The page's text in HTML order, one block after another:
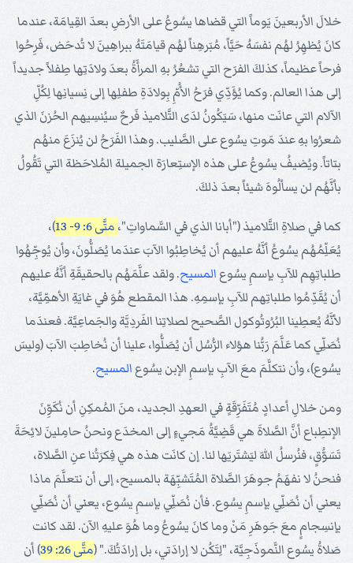
خلالَ الأربعينَ يَوماً التي قضاها يسُوعُ على الأرضِ بعدَ القِيامَة، عندما
كانَ يُظهِرُ لهُم نفسَهُ حَيَّاً، مُبَرهِناً لهُم قيامَتَهُ ببراهِينَ لا تُدحَض، فَرِحُوا
فرحاً عظيماً، كذلكَ الفرَح التي تشعُرُ بهِ المرأَةُ بعدَ ولادَتِها طِفلاً جديداً
إلى هذا العالم. وكما يُؤَدِّي فرَحُ الأُمِّ بِولادَةِ طفلِها إلى نِسيانِها لِكُلِّ
الآلام التي عانَت منها، سَيَكُونُ لدَى التَّلاميذ فَرحٌ سيُنسِيهم الحُزنَ الذي
شعرُوا بهِ عندَ مَوتِ يسُوع على الصَّليب. وهذا الفَرَحُ لن يُنزَعَ منهُم
بتاتاً. ويُضيفُ يسُوعُ على هذه الإستِعارَة الجميلة المُلاحَظة التي تَقُولُ
بأنَّهُم لن يسألُوهَ شيئاً بعدَ ذلكَ.
كما في صلاةِ التَّلاميذ ("أبانا الذي في السَّماواتِ"، متَّى 6: 9- 13
)،
يُعَلِّمُهُم يسُوعُ أنَّهُ عليهم أن يُخاطِبُوا الآبَ عندَما يُصَلُّونَ، وأن يُوجِّهُوا
طلباتِهِم للآبِ بإسمِ يسُوع المسيح. ولقد علَّمَهُم بالحقيقَةِ أنَّهُ عليهم
أن يُقَدِّمُوا طلباتِهم للآبِ بإسمِهِ. هذا المقطع هُوَ في غايَةِ الأهمِّيَّة،
لأنَّهُ يُعطِينا البُرُوتُوكول الصَّحيح لصلاتِنا الفَردِيَّة والجَماعِيَّة. فعندَما
نُصَلِّي كما عَلَّمَ رَبُّنا هؤلاء الرُّسُل أن يُصَلُّوا، علينا أن نُخاطِبَ الآبَ (وليسَ
يسُوع)، وأن نتكلَّمَ معَ الآبِ بإسمِ الإبن يسُوع المسيح.
ومن خلالِ أعدادٍ مُتَفَرِّقَةٍ في العهدِ الجديد، منَ المُمكِنِ أن نُكَوِّنَ
الإنطِباع أنَّ الصَّلاةَ هي قَضِيَّةُ مَجيءٍ إلى المخدَع ونحنُ حامِلينَ لائِحَةَ
تَسَوُّقٍ، فنُرسلُ اللهَ ليَشتَريَها لنا. إن كانَت هذه هي فِكرَتُنا عنِ الصَّلاة،
فنحنُ لا نفهَمُ جوهَرَ الصَّلاة المُتَشبِّهَة بالمسيح، إلى أن نتعلَّمَ ماذا
يعني أن نُصَلِّي بإسمِ يسُوع. فأن نُصَلِّي بإسمِ يسُوع، يعني أن نُصَلِّي
بإنسِجامٍ معَ جَوهَرِ مَنْ وما كانَ يسُوعُ وما هُوَ عليهِ الآن. لقد كانت
صَلاةُ يسُوع النَّموذَجِيَّة، "لِتَكُن لا إرادَتي، بل إرادَتُكَ." (متَّى 26: 39
) أن